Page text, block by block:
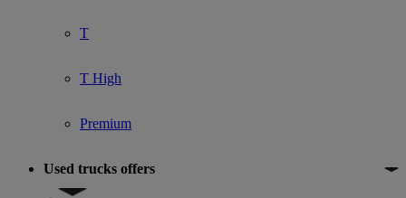
T
T High
Premium
Used trucks offers